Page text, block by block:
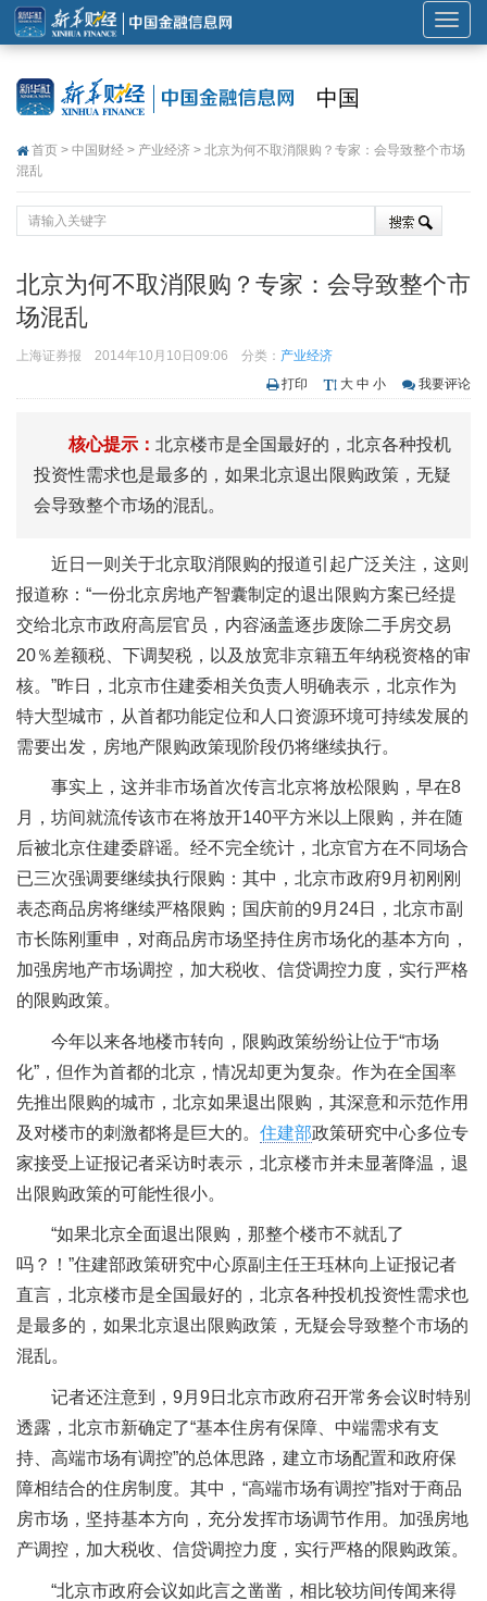
展
开
导
中国
首页 > 中国财经 > 产业经济 > 北京为何不取消限购？专家：会导致整个市场
混乱
北京为何不取消限购？专家：会导致整个市
场混乱
上海证券报 2014年10月10日09:06 分类： 产业经济
打印
大 中 小 我要评论
核心提示： 北京楼市是全国最好的，北京各种投机
投资性需求也是最多的，如果北京退出限购政策，无疑
会导致整个市场的混乱。
近日一则关于北京取消限购的报道引起广泛关注，这则
报道称：“一份北京房地产智囊制定的退出限购方案已经提
交给北京市政府高层官员，内容涵盖逐步废除二手房交易
20％差额税、下调契税，以及放宽非京籍五年纳税资格的审
核。”昨日，北京市住建委相关负责人明确表示，北京作为
特大型城市，从首都功能定位和人口资源环境可持续发展的
需要出发，房地产限购政策现阶段仍将继续执行。
事实上，这并非市场首次传言北京将放松限购，早在8
月，坊间就流传该市在将放开140平方米以上限购，并在随
后被北京住建委辟谣。经不完全统计，北京官方在不同场合
已三次强调要继续执行限购：其中，北京市政府9月初刚刚
表态商品房将继续严格限购；国庆前的9月24日，北京市副
市长陈刚重申，对商品房市场坚持住房市场化的基本方向，
加强房地产市场调控，加大税收、信贷调控力度，实行严格
的限购政策。
今年以来各地楼市转向，限购政策纷纷让位于“市场
化”，但作为首都的北京，情况却更为复杂。作为在全国率
先推出限购的城市，北京如果退出限购，其深意和示范作用
及对楼市的刺激都将是巨大的。 住建部政策研究中心多位专
家接受上证报记者采访时表示，北京楼市并未显著降温，退
出限购政策的可能性很小。
“如果北京全面退出限购，那整个楼市不就乱了
吗？！”住建部政策研究中心原副主任王珏林向上证报记者
直言，北京楼市是全国最好的，北京各种投机投资性需求也
是最多的，如果北京退出限购政策，无疑会导致整个市场的
混乱。
记者还注意到，9月9日北京市政府召开常务会议时特别
透露，北京市新确定了“基本住房有保障、中端需求有支
持、高端市场有调控”的总体思路，建立市场配置和政府保
障相结合的住房制度。其中，“高端市场有调控”指对于商品
房市场，坚持基本方向，充分发挥市场调节作用。加强房地
产调控，加大税收、信贷调控力度，实行严格的限购政策。
“北京市政府会议如此言之凿凿，相比较坊间传闻来得